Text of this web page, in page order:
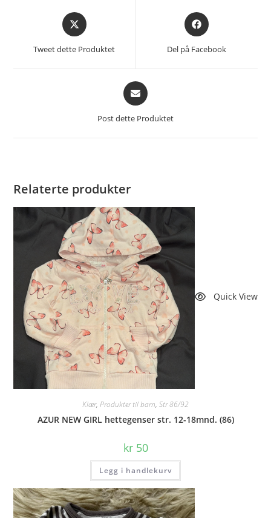
Åpnes
i
nytt
Tweet dette Produktet
Åpnes
i
et
nytt
Del på Facebook
Åpnes
i
nytt
Post dette Produktet
Relaterte produkter
Quick View
Klær, Produkter til barn, Str 86/92
AZUR NEW GIRL hettegenser str. 12-18mnd. (86)
kr50
Legg i handlekurv